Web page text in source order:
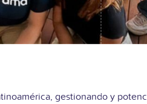
gestionando y